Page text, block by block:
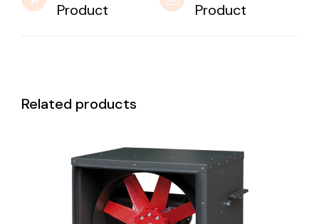
Product
Product
Related products